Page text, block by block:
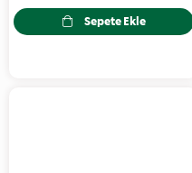
Sepete Ekle